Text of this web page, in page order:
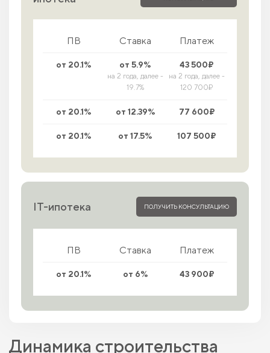
ПВ Ставка Платеж
от 20.1% от 5.9%
на 2 года, далее -
19.7%
43 500₽
на 2 года, далее -
120 700₽
от 20.1% от 12.39% 77 600₽
от 20.1% от 17.5% 107 500₽
IT-ипотека ПОЛУЧИТЬ КОНСУЛЬТАЦИЮ
ПВ Ставка Платеж
от 20.1% от 6% 43 900₽
Динамика строительства